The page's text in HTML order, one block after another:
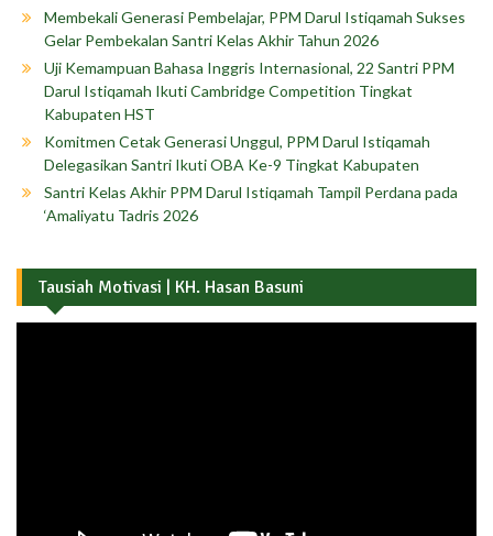
Membekali Generasi Pembelajar, PPM Darul Istiqamah Sukses
Gelar Pembekalan Santri Kelas Akhir Tahun 2026
Uji Kemampuan Bahasa Inggris Internasional, 22 Santri PPM
Darul Istiqamah Ikuti Cambridge Competition Tingkat
Kabupaten HST
Komitmen Cetak Generasi Unggul, PPM Darul Istiqamah
Delegasikan Santri Ikuti OBA Ke-9 Tingkat Kabupaten
Santri Kelas Akhir PPM Darul Istiqamah Tampil Perdana pada
‘Amaliyatu Tadris 2026
Tausiah Motivasi | KH. Hasan Basuni